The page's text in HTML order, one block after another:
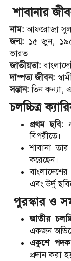
শাবানার
নাম:আফরোজা
জন্ম: ১৫ জুন,
ভারত
জাতীয়তা:
দাম্পত্য জীবন:
সন্তান:তিন কন্যা,
চলচ্চিত্র
প্রথম ছবি:
বিপরীতে।
শাবানা তার
করেছেন।
এবং উর্দু
পুরস্কার ও
জাতীয়
একজন
একুশে পদক
প্রদান করা